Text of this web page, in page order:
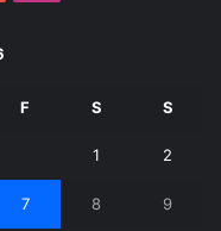
F S S
1 2
7 8 9